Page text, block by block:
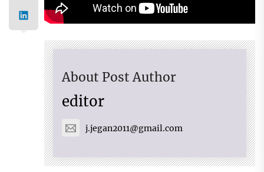
About Post Author
editor
j.jegan2011@gmail.com